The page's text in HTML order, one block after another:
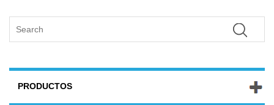
PRODUCTOS